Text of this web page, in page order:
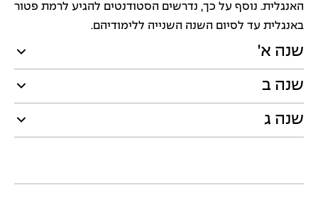
האנגלית. נוסף על כך, נדרשים הסטודנטים להגיע לרמת פטור
באנגלית עד לסיום השנה השנייה ללימודיהם.
שנה א'
שנה ב
שנה ג